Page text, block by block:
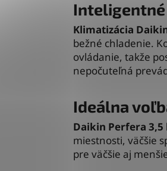
Klimatizácia
bežné chladenie.
ovládanie, takže
nepočuteľná
Ideálna
Daikin Perfera 3,5
miestnosti, väčšie
pre väčšie aj